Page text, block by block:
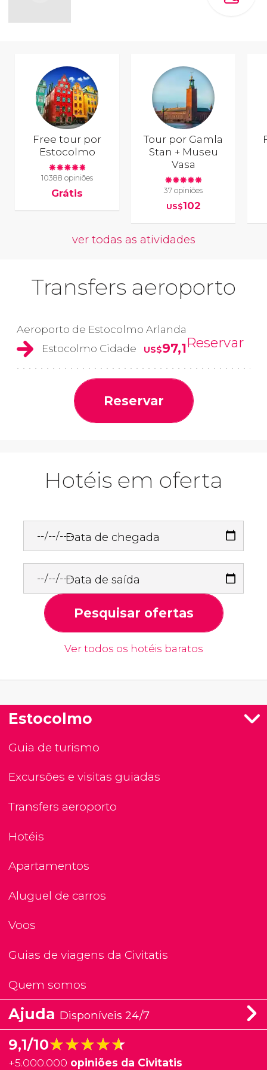
Free tour por
Estocolmo
10388 opiniões
Grátis
Tour por Gamla
Stan + Museu
Vasa
37 opiniões
US$102
ver todas as atividades
Transfers aeroporto
Aeroporto de Estocolmo Arlanda
Estocolmo Cidade
US$97,1Reservar
Reservar
Hotéis em oferta
Data de chegada
Data de saída
Pesquisar ofertas
Ver todos os hotéis baratos
Estocolmo
Guia de turismo
Excursões e visitas guiadas
Transfers aeroporto
Hotéis
Apartamentos
Aluguel de carros
Voos
Guias de viagens da Civitatis
Quem somos
Ajuda Disponíveis 24/7
9,1/10★★★★★
★★★★★
+5.000.000 opiniões da Civitatis